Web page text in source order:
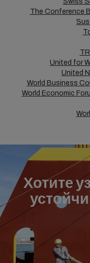
The Conference
United for
United
World Business
World Economic
Хотите